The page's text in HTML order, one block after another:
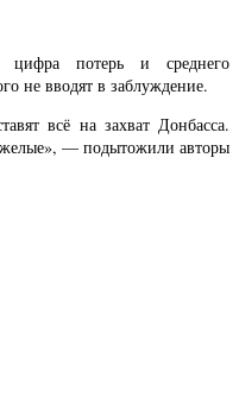
цифра потерь и среднего
не вводят в заблуждение.
всё на захват Донбасса.
— подытожили авторы